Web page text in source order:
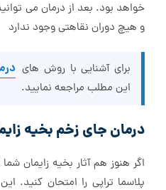
خواهد بود. بعد از درمان می
و هیچ دوران نقاهتی وجود ندارد
برای آشنایی با روش های
این مطلب مراجعه نمایید.
درمان جای زخم بخیه
اگر هنوز هم آثار بخیه زایمان
پلاسما تراپی را امتحان کنید.